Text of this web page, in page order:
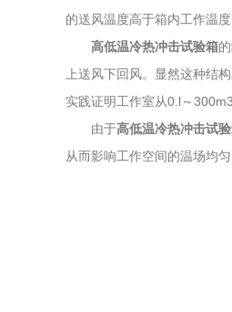
的送风温度高于箱内工作温
高低温冷热冲击试验箱
上送风下回风。显然这种结
实践证明工作室从0.l～
由于高低温冷热冲击试
从而影响工作空间的温场均